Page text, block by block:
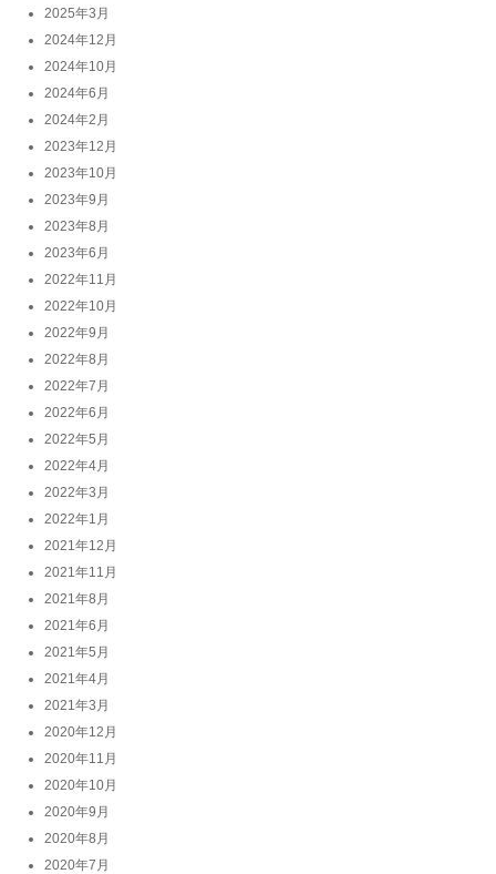
2025年3月
2024年12月
2024年10月
2024年6月
2024年2月
2023年12月
2023年10月
2023年9月
2023年8月
2023年6月
2022年11月
2022年10月
2022年9月
2022年8月
2022年7月
2022年6月
2022年5月
2022年4月
2022年3月
2022年1月
2021年12月
2021年11月
2021年8月
2021年6月
2021年5月
2021年4月
2021年3月
2020年12月
2020年11月
2020年10月
2020年9月
2020年8月
2020年7月